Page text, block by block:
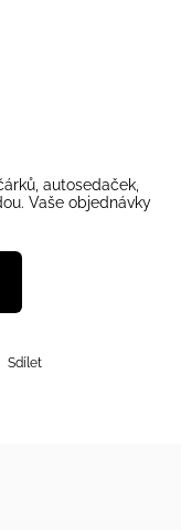
autosedaček,
Vaše objednávky
Sdílet